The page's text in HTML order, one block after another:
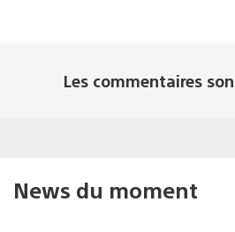
Les commentaires
News du moment